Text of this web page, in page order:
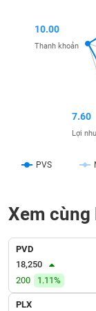
PVS
7.60
Lợi
10.00
Thanh khoản
Xem cùng
PVD
18,250
200
1.11%
PLX
VỤ
THÔNG